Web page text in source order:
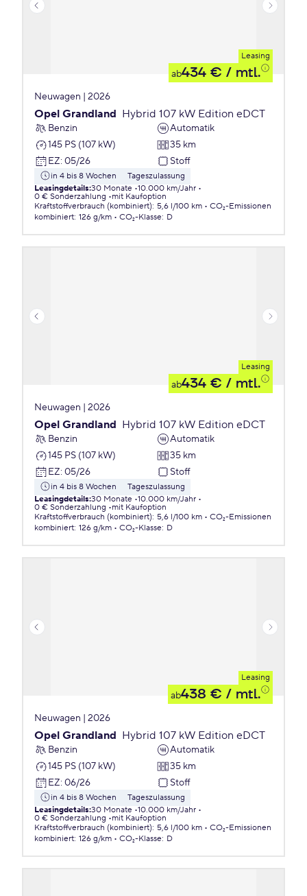
Leasing
ab434 € / mtl.
Neuwagen | 2026
Opel Grandland Hybrid 107 kW Edition eDCT
Benzin
Automatik
145 PS (107 kW)
35 km
EZ: 05/26 Stoff
in 4 bis 8 Wochen
Tageszulassung
Leasingdetails:30 Monate 10.000 km/Jahr
0 € Sonderzahlung
mit Kaufoption
Kraftstoffverbrauch (kombiniert): 5,6 l/100 km
CO₂-Emissionen
kombiniert: 126 g/km CO₂-Klasse: D
Leasing
ab434 € / mtl.
Neuwagen | 2026
Opel Grandland Hybrid 107 kW Edition eDCT
Benzin
Automatik
145 PS (107 kW)
35 km
EZ: 05/26 Stoff
in 4 bis 8 Wochen
Tageszulassung
Leasingdetails:30 Monate 10.000 km/Jahr
0 € Sonderzahlung
mit Kaufoption
Kraftstoffverbrauch (kombiniert): 5,6 l/100 km
CO₂-Emissionen
kombiniert: 126 g/km CO₂-Klasse: D
Leasing
ab438 € / mtl.
Neuwagen | 2026
Opel Grandland Hybrid 107 kW Edition eDCT
Benzin
Automatik
145 PS (107 kW)
35 km
EZ: 06/26 Stoff
in 4 bis 8 Wochen
Tageszulassung
Leasingdetails:30 Monate 10.000 km/Jahr
0 € Sonderzahlung
mit Kaufoption
Kraftstoffverbrauch (kombiniert): 5,6 l/100 km
CO₂-Emissionen
kombiniert: 126 g/km CO₂-Klasse: D